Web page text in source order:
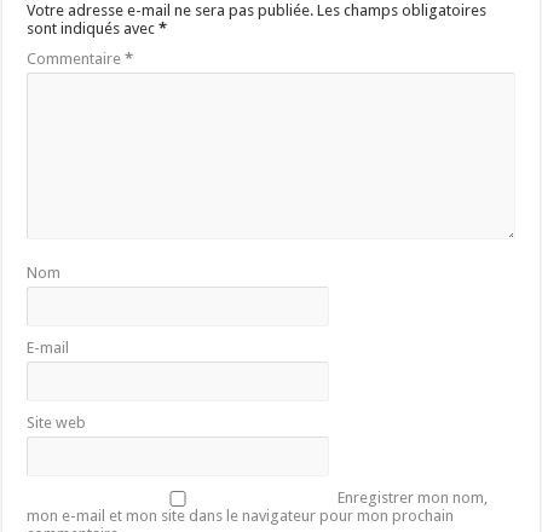
Votre adresse e-mail ne sera pas publiée. Les champs obligatoires
sont indiqués avec*
Commentaire*
Nom
E-mail
Site web
Enregistrer mon nom,
mon e-mail et mon site dans le navigateur pour mon prochain